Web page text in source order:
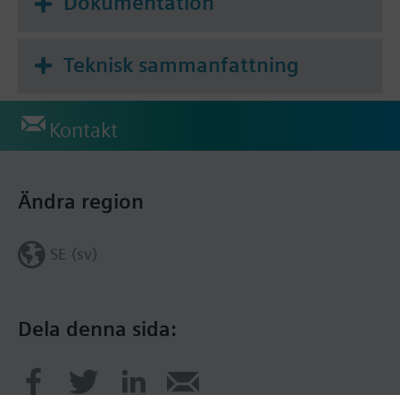
Teknisk sammanfattning
Kontakt
Dela denna sida:
Ändra region
SE (sv)